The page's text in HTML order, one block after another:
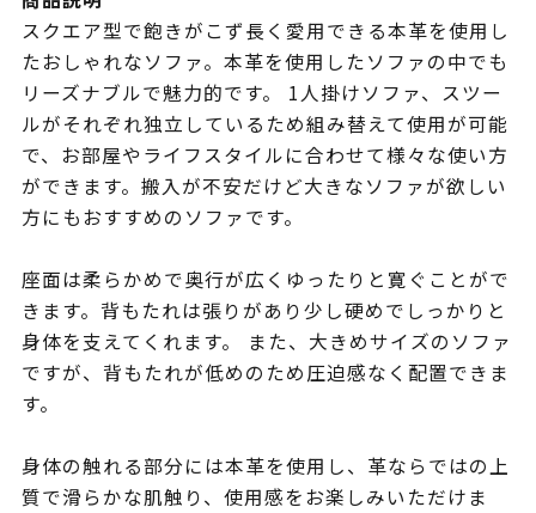
スクエア型で飽きがこず長く愛用できる本革を使用し
たおしゃれなソファ。本革を使用したソファの中でも
リーズナブルで魅力的です。 1人掛けソファ、スツー
ルがそれぞれ独立しているため組み替えて使用が可能
で、お部屋やライフスタイルに合わせて様々な使い方
ができます。搬入が不安だけど大きなソファが欲しい
方にもおすすめのソファです。
座面は柔らかめで奥行が広くゆったりと寛ぐことがで
きます。背もたれは張りがあり少し硬めでしっかりと
身体を支えてくれます。 また、大きめサイズのソファ
ですが、背もたれが低めのため圧迫感なく配置できま
す。
身体の触れる部分には本革を使用し、革ならではの上
質で滑らかな肌触り、使用感をお楽しみいただけま